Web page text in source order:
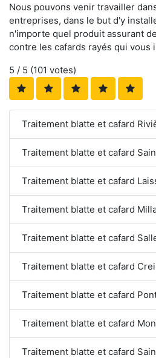
Nous pouvons venir travailler
entreprises, dans le but d'y
n'importe quel produit assurant
contre les cafards rayés qui vous
5 / 5 (101 votes)
Traitement blatte et cafard
Traitement blatte et cafard
Traitement blatte et cafard
Traitement blatte et cafard
Traitement blatte et cafard
Traitement blatte et cafard
Traitement blatte et cafard
Traitement blatte et cafard
Traitement blatte et cafard